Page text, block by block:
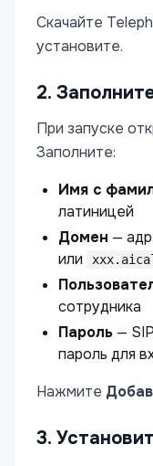
Скачайте
установите.
2.
При запуске
Заполните:
Имя с
латиницей
Домен —
или
сотрудника
Пароль —
пароль для
Нажмите
3.